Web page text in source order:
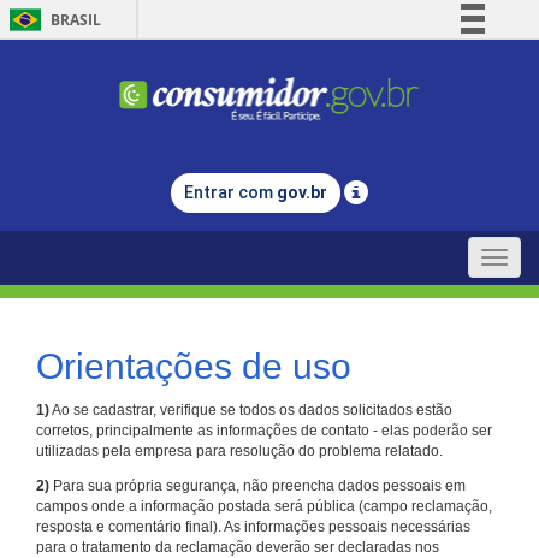
BRASIL
Comunica BR
Legislação
Entrar com gov.br
Toggle
Orientações de uso
1)Ao se cadastrar, verifique se todos os dados solicitados estão
corretos, principalmente as informações de contato - elas poderão ser
utilizadas pela empresa para resolução do problema relatado.
2) Para sua própria segurança, não preencha dados pessoais em
campos onde a informação postada será pública (campo reclamação,
resposta e comentário final). As informações pessoais necessárias
para o tratamento da reclamação deverão ser declaradas nos